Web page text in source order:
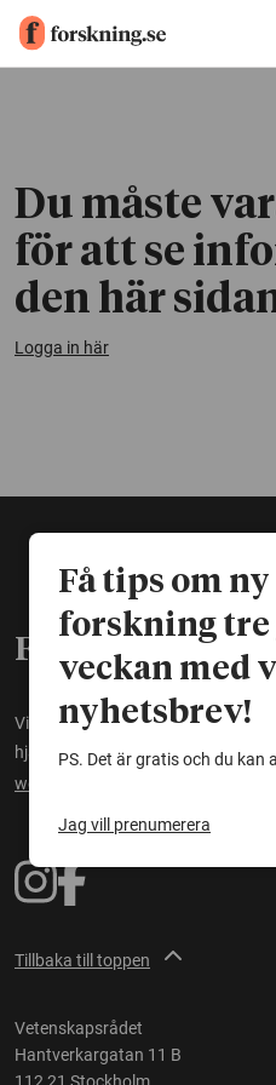
Du måste
för att se
den här
Logga in här
För dig som vill
Vi finns för att du ska kunna ta del
hjälper vi journalister att komma i
webbplatsen.
Tillbaka till toppen
Vetenskapsrådet
Hantverkargatan 11 B
Få tips om ny
forskning tre
veckan med
nyhetsbrev!
PS. Det är gratis och du kan
Jag vill prenumerera